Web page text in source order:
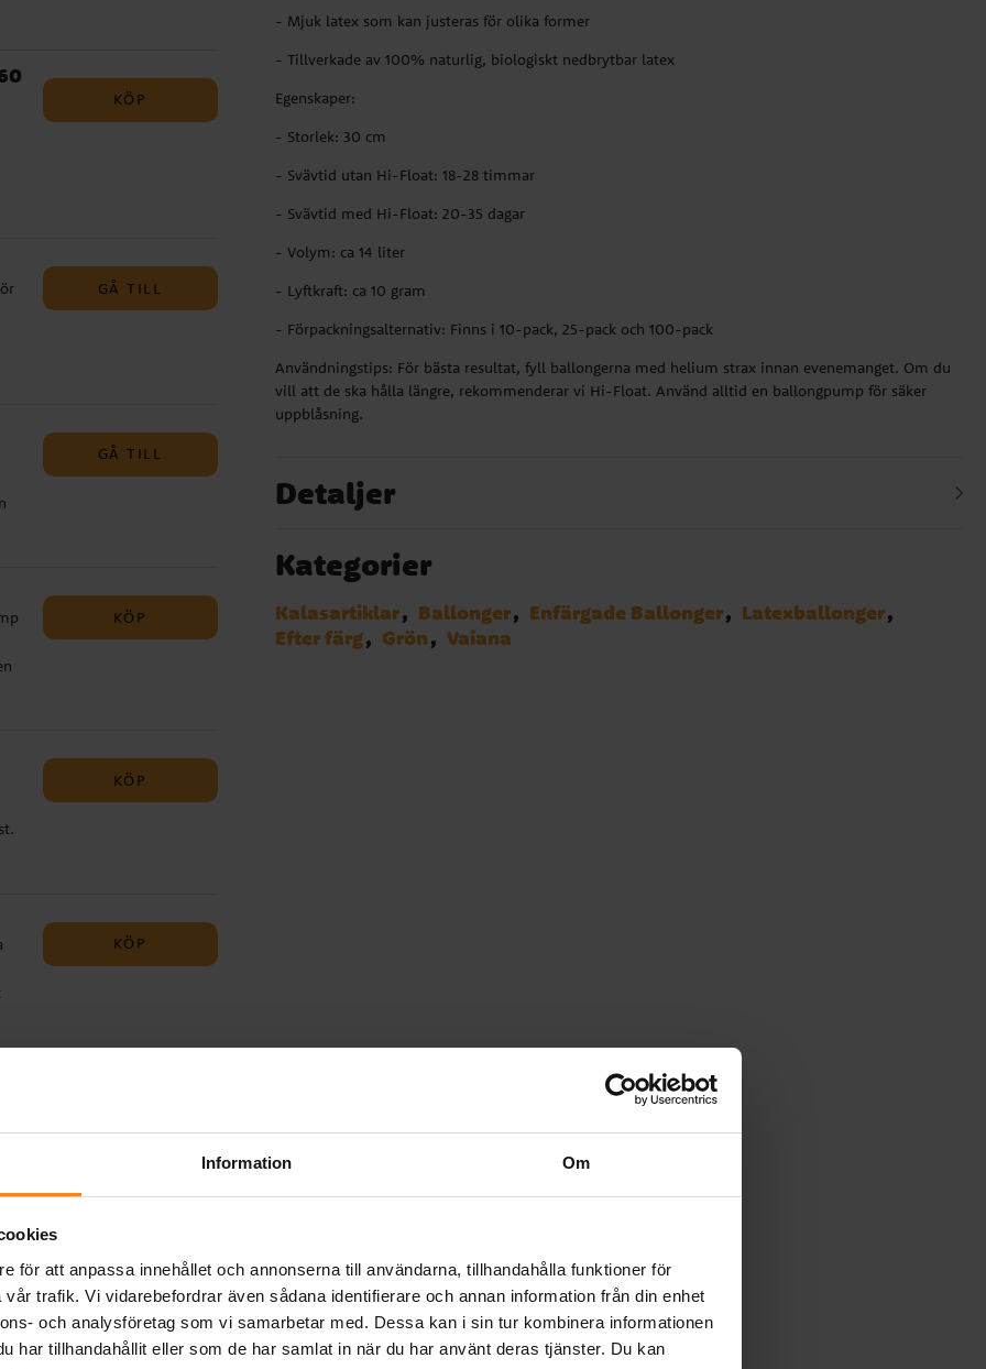
Information Om
för att anpassa innehållet och annonserna till användarna, tillhandahålla funktioner för
trafik. Vi vidarebefordrar även sådana identifierare och annan information från din enhet
och analysföretag som vi samarbetar med. Dessa kan i sin tur kombinera informationen
har tillhandahållit eller som de har samlat in när du har använt deras tjänster. Du kan
KÖP
-
du
GÅ TILL
GÅ TILL
KÖP
KÖP
KÖP
- Mjuk latex som kan justeras för olika former
- Tillverkade av 100% naturlig, biologiskt nedbrytbar latex
Egenskaper:
- Storlek: 30 cm
- Svävtid utan Hi-Float: 18-28 timmar
- Svävtid med Hi-Float: 20-35 dagar
- Volym: ca 14 liter
- Lyftkraft: ca 10 gram
- Förpackningsalternativ: Finns i 10-pack, 25-pack och 100-pack
Användningstips: För bästa resultat, fyll ballongerna med helium strax innan evenemanget. Om du
vill att de ska hålla längre, rekommenderar vi Hi-Float. Använd alltid en ballongpump för säker
uppblåsning.
Detaljer
Kategorier
Kalasartiklar Ballonger Enfärgade Ballonger
Latexballonger
Efter färg
Grön Vaiana
Relaterade produkter